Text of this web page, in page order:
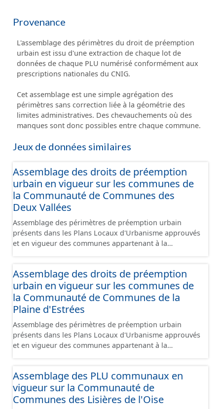
Provenance
L'assemblage des périmètres du droit de préemption
urbain est issu d'une extraction de chaque lot de
données de chaque PLU numérisé conformément aux
prescriptions nationales du CNIG.
Cet assemblage est une simple agrégation des
périmètres sans correction liée à la géométrie des
limites administratives. Des chevauchements où des
manques sont donc possibles entre chaque commune.
Jeux de données similaires
Assemblage des droits de préemption
urbain en vigueur sur les communes de
la Communauté de Communes des
Deux Vallées
Assemblage des périmètres de préemption urbain
présents dans les Plans Locaux d'Urbanisme approuvés
et en vigueur des communes appartenant à la
prescriptions nationales du CNIG. Malgré l'attention
portée à la création de ces données, il est rappelé que
seuls les documents papiers font foi et sont
opposables d'un point de vue juridique.
Assemblage des droits de préemption
urbain en vigueur sur les communes de
la Communauté de Communes de la
Plaine d'Estrées
Assemblage des périmètres de préemption urbain
présents dans les Plans Locaux d'Urbanisme approuvés
et en vigueur des communes appartenant à la
prescriptions nationales du CNIG. Malgré l'attention
portée à la création de ces données, il est rappelé que
seuls les documents papiers font foi et sont
Assemblage des PLU communaux en
vigueur sur la Communauté de
Communes des Lisières de l'Oise